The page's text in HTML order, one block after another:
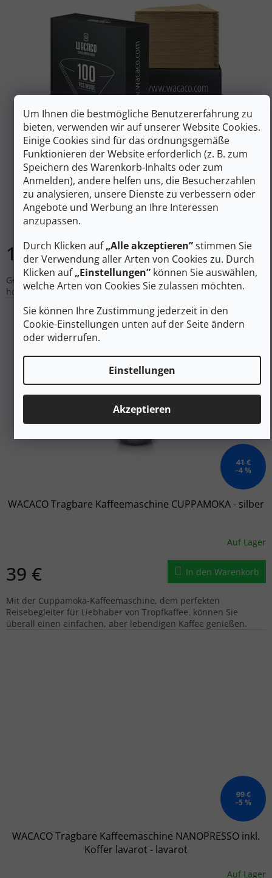
Um Ihnen die bestmögliche Benutzererfahrung zu
bieten, verwenden wir auf unserer Website Cookies.
Einige Cookies sind für das ordnungsgemäße
Funktionieren der Website erforderlich (z. B. zum
Speichern des Warenkorb-Inhalts oder zum
Anmelden), andere helfen uns, die Besucherzahlen
zu analysieren, unsere Dienste zu verbessern oder
Angebote und Werbung an Ihre Interessen
anzupassen.
Durch Klicken auf„Alle akzeptieren”stimmen Sie
der Verwendung aller Arten von Cookies zu. Durch
Klicken auf„Einstellungen” können Sie auswählen,
welche Arten von Cookies Sie zulassen möchten.
Sie können Ihre Zustimmung jederzeit in den
Cookie-Einstellungen unten auf der Seite ändern
oder widerrufen.
Einstellungen
Akzeptieren
–6 %
WACACO Papierfilter CUPPAMOKA 100Stück
14 € In den Warenkorb
Genießen Sie reinen und aromatischen Kaffee mit unseren
hochwertigen Einweg-Papierfiltern von Cuppamoka.
41 €
–4 %
WACACO Tragbare Kaffeemaschine CUPPAMOKA - silber
Auf Lager
39 € In den Warenkorb
Mit der Cuppamoka-Kaffeemaschine, dem perfekten
Reisebegleiter für Liebhaber von Tropfkaffee, können Sie
überall einen einfachen, aber lebendigen Kaffee genießen.
99 €
–5 %
WACACO Tragbare Kaffeemaschine NANOPRESSO inkl.
Koffer lavarot - lavarot
Auf Lager